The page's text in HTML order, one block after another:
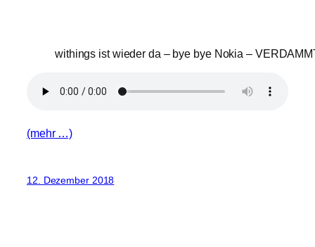
withings ist wieder da – bye bye Nokia –
(mehr …)
12. Dezember 2018